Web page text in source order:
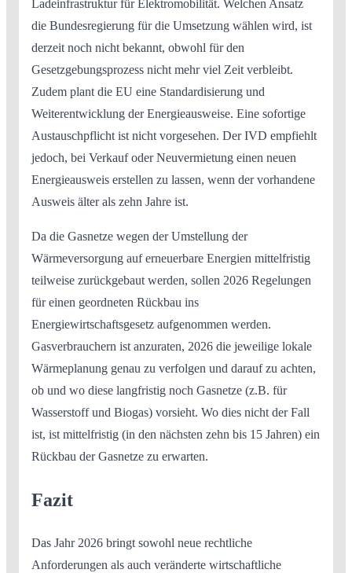
Ladeinfrastruktur für Elektromobilität. Welchen Ansatz
die Bundesregierung für die Umsetzung wählen wird, ist
derzeit noch nicht bekannt, obwohl für den
Gesetzgebungsprozess nicht mehr viel Zeit verbleibt.
Zudem plant die EU eine Standardisierung und
Weiterentwicklung der Energieausweise. Eine sofortige
Austauschpflicht ist nicht vorgesehen. Der IVD empfiehlt
jedoch, bei Verkauf oder Neuvermietung einen neuen
Energieausweis erstellen zu lassen, wenn der vorhandene
Ausweis älter als zehn Jahre ist.
Da die Gasnetze wegen der Umstellung der
Wärmeversorgung auf erneuerbare Energien mittelfristig
teilweise zurückgebaut werden, sollen 2026 Regelungen
für einen geordneten Rückbau ins
Energiewirtschaftsgesetz aufgenommen werden.
Gasverbrauchern ist anzuraten, 2026 die jeweilige lokale
Wärmeplanung genau zu verfolgen und darauf zu achten,
ob und wo diese langfristig noch Gasnetze (z.B. für
Wasserstoff und Biogas) vorsieht. Wo dies nicht der Fall
ist, ist mittelfristig (in den nächsten zehn bis 15 Jahren) ein
Rückbau der Gasnetze zu erwarten.
Fazit
Das Jahr 2026 bringt sowohl neue rechtliche
Anforderungen als auch veränderte wirtschaftliche